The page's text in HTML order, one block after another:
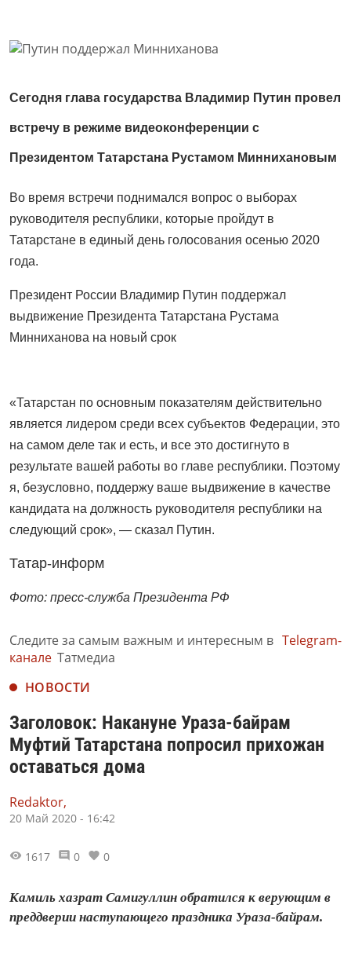
Сегодня глава государства Владимир Путин провел
встречу в режиме видеоконференции с
Президентом Татарстана Рустамом Миннихановым
Во время встречи поднимался вопрос о выборах
руководителя республики, которые пройдут в
Татарстане в единый день голосования осенью 2020
года.
Президент России Владимир Путин поддержал
выдвижение Президента Татарстана Рустама
Минниханова на новый срок
«Татарстан по основным показателям действительно
является лидером среди всех субъектов Федерации, это
на самом деле так и есть, и все это достигнуто в
результате вашей работы во главе республики. Поэтому
я, безусловно, поддержу ваше выдвижение в качестве
кандидата на должность руководителя республики на
следующий срок», — сказал Путин.
Татар-информ
Фото: пресс-служба Президента РФ
Следите за самым важным и интересным в Telegram-
канале Татмедиа
НОВОСТИ
Заголовок: Накануне Ураза-байрам
Муфтий Татарстана попросил прихожан
оставаться дома
Redaktor,
20 Май 2020 - 16:42
1617 0 0
Камиль хазрат Самигуллин обратился к верующим в
преддверии наступающего праздника Ураза-байрам.